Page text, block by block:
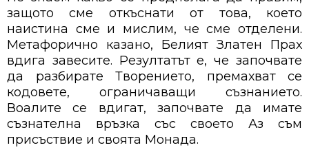
защото сме откъснати от това, което
наистина сме и мислим, че сме отделени.
Метафорично казано, Белият Златен Прах
вдига завесите. Резултатът е, че започвате
да разбирате Творението, премахват се
кодовете, ограничаващи съзнанието.
Воалите се вдигат, започвате да имате
съзнателна връзка със своето Аз съм
присъствие и своята Монада.